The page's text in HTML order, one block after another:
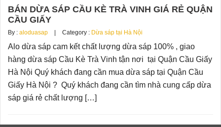
BÁN DỪA SÁP CẦU KÈ TRÀ VINH GIÁ RẺ QUẬN
CẦU GIẤY
By : aloduasap Category : Dừa sáp tại Hà Nội
Alo dừa sáp cam kết chất lượng dừa sáp 100% , giao
hàng dừa sáp Cầu Kè Trà Vinh tận nơi tại Quận Cầu Giấy
Hà Nội Quý khách đang cần mua dừa sáp tại Quận Cầu
Giấy Hà Nội ? Quý khách đang cần tìm nhà cung cấp dừa
sáp giá rẻ chất lượng […]